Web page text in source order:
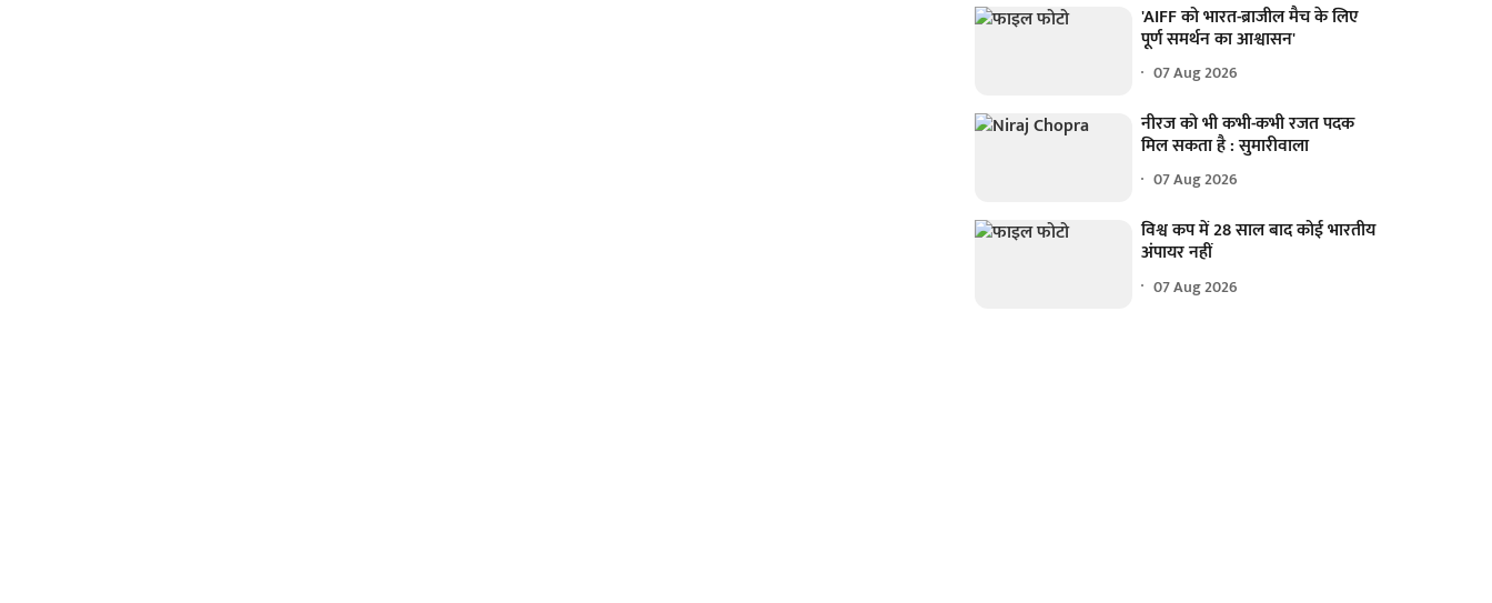
'AIFF को भारत-ब्राजील मैच के लिए
पूर्ण समर्थन का आश्वासन'
07 Aug 2026
नीरज को भी कभी-कभी रजत पदक
मिल सकता है : सुमारीवाला
07 Aug 2026
विश्व कप में 28 साल बाद कोई भारतीय
अंपायर नहीं
07 Aug 2026